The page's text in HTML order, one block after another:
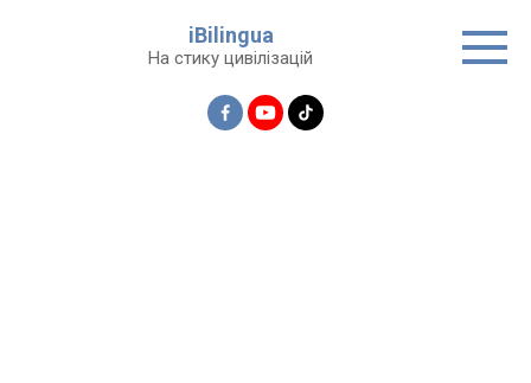
iBilingua
На стику цивілізацій